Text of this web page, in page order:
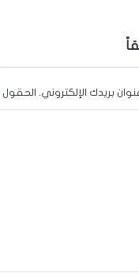
بريدك الإلكتروني. الحقول